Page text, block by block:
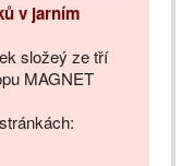
v jarním
složeý ze tří
MAGNET